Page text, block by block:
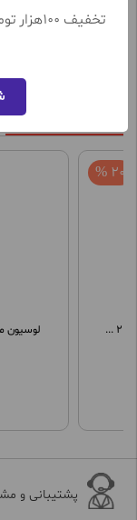
ثبت و ارسال نظر
محصولات مشابه
لوسیون
20 %
پشتیبانی و